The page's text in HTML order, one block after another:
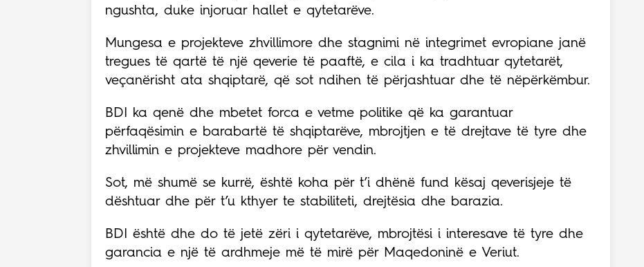
ngushta, duke injoruar hallet e qytetarëve.
Mungesa e projekteve zhvillimore dhe stagnimi në integrimet evropiane janë
tregues të qartë të një qeverie të paaftë, e cila i ka tradhtuar qytetarët,
veçanërisht ata shqiptarë, që sot ndihen të përjashtuar dhe të nëpërkëmbur.
BDI ka qenë dhe mbetet forca e vetme politike që ka garantuar
përfaqësimin e barabartë të shqiptarëve, mbrojtjen e të drejtave të tyre dhe
zhvillimin e projekteve madhore për vendin.
Sot, më shumë se kurrë, është koha për t’i dhënë fund kësaj qeverisjeje të
dështuar dhe për t’u kthyer te stabiliteti, drejtësia dhe barazia.
BDI është dhe do të jetë zëri i qytetarëve, mbrojtësi i interesave të tyre dhe
garancia e një të ardhmeje më të mirë për Maqedoninë e Veriut.